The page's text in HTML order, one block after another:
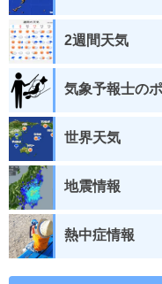
2週間天気
気象予報士の
世界天気
地震情報
熱中症情報